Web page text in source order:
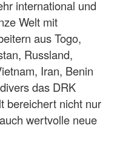
international und
Welt mit
aus Togo,
Russland,
Iran, Benin
das DRK
bereichert nicht nur
wertvolle neue